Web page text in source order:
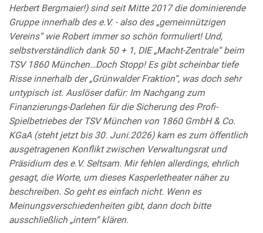
Herbert Bergmaier!) sind seit Mitte 2017 die dominierende
Gruppe innerhalb des e.V. - also des „gemeinnützigen
Vereins“ wie Robert immer so schön formuliert! Und,
selbstverständlich dank 50 + 1, DIE „Macht-Zentrale“ beim
TSV 1860 München…Doch Stopp! Es gibt scheinbar tiefe
Risse innerhalb der „Grünwalder Fraktion“, was doch sehr
untypisch ist. Auslöser dafür: Im Nachgang zum
Finanzierungs-Darlehen für die Sicherung des Profi-
Spielbetriebes der TSV München von 1860 GmbH & Co.
KGaA (steht jetzt bis 30. Juni.2026) kam es zum öffentlich
ausgetragenen Konflikt zwischen Verwaltungsrat und
Präsidium des e.V. Seltsam. Mir fehlen allerdings, ehrlich
gesagt, die Worte, um dieses Kasperletheater näher zu
beschreiben. So geht es einfach nicht. Wenn es
Meinungsverschiedenheiten gibt, dann doch bitte
ausschließlich „intern“ klären.